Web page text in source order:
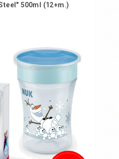
500ml (12+m.)
во желби
за споредба